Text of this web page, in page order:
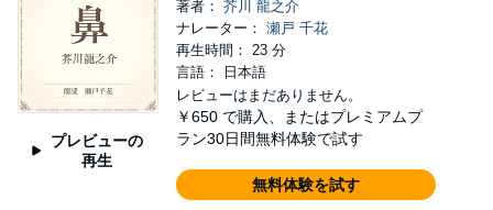
プレビューの
再生
著者： 芥川 龍之介
ナレーター： 瀬戸 千花
再生時間： 23 分
言語： 日本語
レビューはまだありません。
￥650 で購入、またはプレミアムプ
ラン30日間無料体験で試す
無料体験を試す